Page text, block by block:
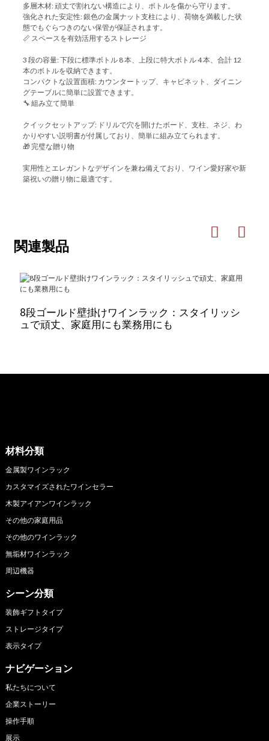
‌多層木材‌: 頑丈で割れない構造により、ボトルを傷から守ります。
‌強化された安定性‌: 銀色の金属ナット支柱により、荷物を満載した状
態でもぐらつきのない保管が保証されます。
📏 スペースを有効活用するストレージ
3 段の容量: 下段に標準ボトル 8 本、上段に特大ボトル 4 本、合計 12
本のボトルを収納できます。
‌コンパクトな設置面積‌: カウンタートップ、キャビネット、ダイニン
グテーブルに簡単に設置できます。
🔧 組み立て簡単
‌クイックセットアップ‌: ドリルで穴を開けたボード、支柱、ネジ、わ
かりやすい説明書が付属しており、簡単に組み立てられます。
🎁 ‌完璧な贈り物‌
実用性とエレガントなデザインを兼ね備えており、ワイン愛好家や新
築祝いの贈り物に最適です。
関連製品
8段ゴールド壁掛けワインラック：スタイリッシ
ュで頑丈、家庭用にも業務用にも
材料分類
金属製ワインラック
カスタマイズされたワインセラー
木製アイアンワインラック
その他の家庭用品
その他のワインラック
無垢材ワインラック
周辺機器
シーン分類
装飾ギフトタイプ
ストレージタイプ
表示タイプ
ナビゲーション
私たちについて
企業ストーリー
操作手順
展示